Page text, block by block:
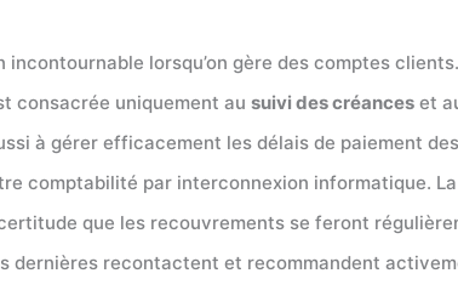
lorsqu’on gère des comptes
consacrée uniquement au suivi des créances et
à gérer efficacement les délais de paiement
comptabilité par interconnexion informatique.
que les recouvrements se feront
recontactent et recommandent